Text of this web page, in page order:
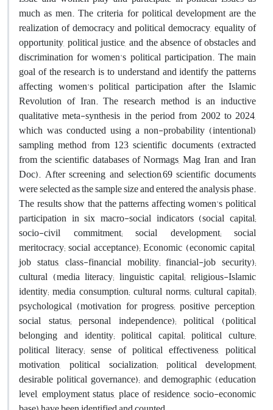
much as men. The criteria for political development are the
realization of democracy and political democracy, equality of
opportunity, political justice, and the absence of obstacles and
discrimination for women's political participation. The main
goal of the research is to understand and identify the patterns
affecting women's political participation after the Islamic
Revolution of Iran. The research method is an inductive
qualitative meta-synthesis in the period from 2002 to 2024,
which was conducted using a non-probability (intentional)
sampling method from 123 scientific documents (extracted
from the scientific databases of Normags, Mag Iran, and Iran
Doc). After screening and selection,69 scientific documents
were selected as the sample size and entered the analysis phase.
The results show that the patterns affecting women's political
participation in six macro-social indicators (social capital;
socio-civil commitment; social development; social
meritocracy; social acceptance); Economic (economic capital,
job status, class-financial mobility; financial-job security);
cultural (media literacy; linguistic capital; religious-Islamic
identity; media consumption; cultural norms; cultural capital);
psychological (motivation for progress; positive perception,
social status; personal independence); political (political
belonging and identity; political capital; political culture;
political literacy; sense of political effectiveness, political
motivation, political socialization; political development;
desirable political governance); and demographic (education
level, employment status, place of residence, socio-economic